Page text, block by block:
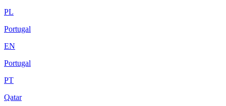
PL
Portugal
EN
Portugal
PT
Qatar